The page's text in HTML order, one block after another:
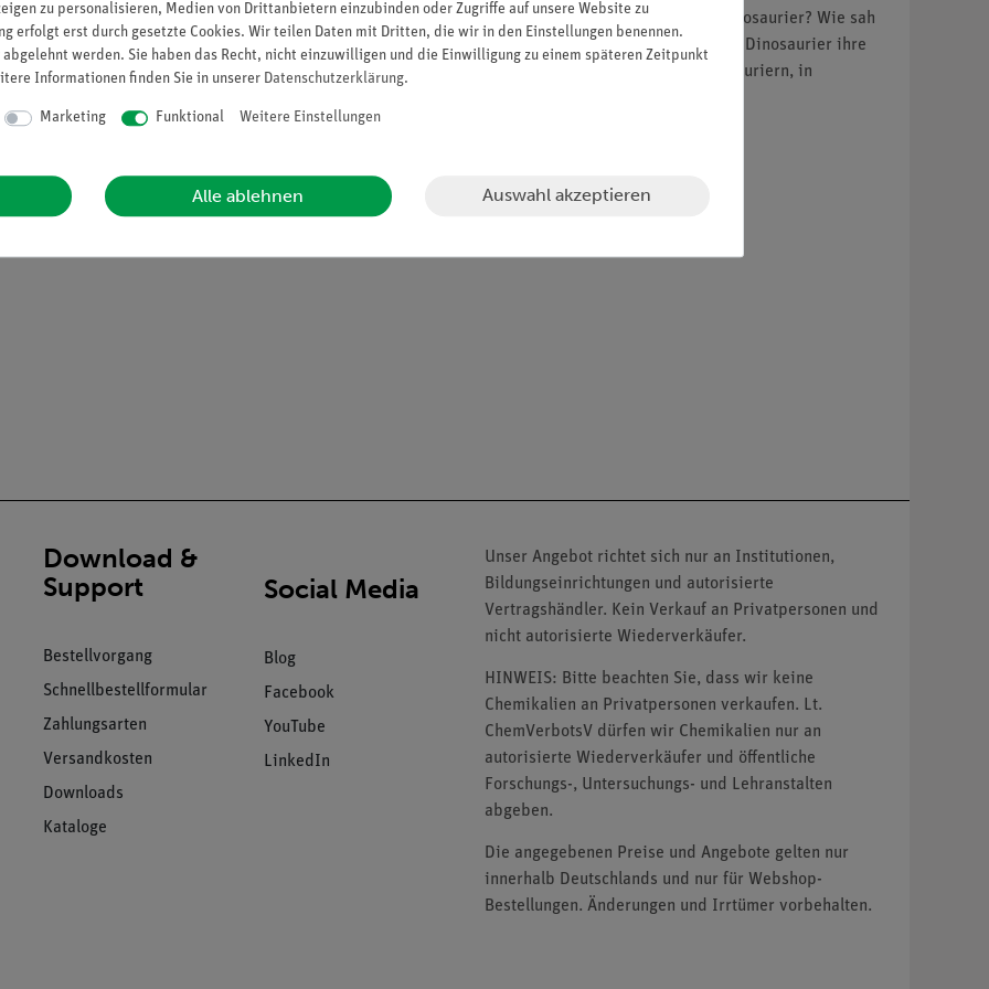
anschauliche Art und Weise werden im Film folgende Fragen behandelt: Wann lebten die Dinosaurier? Wie sah
Waren Dinosaurier schlau? Woher wissen wir von den Dinosauriern? Woher haben die Dinosaurier ihre
Ein besonderes Highlight ist das Kapitel "Dinos stellen sich vor". Eine Auswahl von Dinosauriern, in
vermittelt den Kindern Informationen zu der jeweiligen Art
Download &
Support
Bestellvorgang
Schnellbestellformular
Zahlungsarten
Versandkosten
Downloads
Kataloge
Social Media
Blog
Facebook
YouTube
LinkedIn
Unser Angebot richtet sich nur an Institutionen,
Bildungseinrichtungen und autorisierte
Vertragshändler. Kein Verkauf an Privatpersonen und
nicht autorisierte Wiederverkäufer.
HINWEIS: Bitte beachten Sie, dass wir keine
Chemikalien an Privatpersonen verkaufen. Lt.
ChemVerbotsV dürfen wir Chemikalien nur an
autorisierte Wiederverkäufer und öffentliche
Forschungs-, Untersuchungs- und Lehranstalten
abgeben.
Die angegebenen Preise und Angebote gelten nur
innerhalb Deutschlands und nur für Webshop-
Bestellungen. Änderungen und Irrtümer vorbehalten.
zu personalisieren, Medien von Drittanbietern einzubinden oder Zugriffe auf unsere Website zu
erfolgt erst durch gesetzte Cookies. Wir teilen Daten mit Dritten, die wir in den Einstellungen benennen.
werden. Sie haben das Recht, nicht einzuwilligen und die Einwilligung zu einem späteren Zeitpunkt
Informationen finden Sie in unserer Daten­schutz­erklärung.
Marketing Funktional Weitere Einstellungen
Alle ablehnen Auswahl akzeptieren